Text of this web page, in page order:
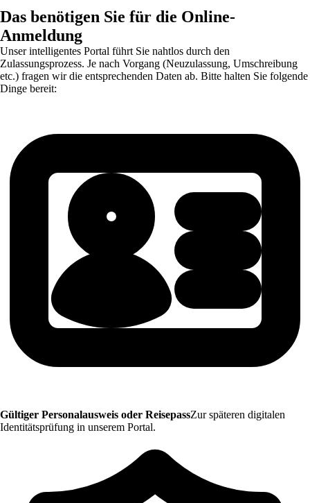
Das benötigen Sie für die Online-
Anmeldung
Unser intelligentes Portal führt Sie nahtlos durch den
Zulassungsprozess. Je nach Vorgang (Neuzulassung, Umschreibung
etc.) fragen wir die entsprechenden Daten ab. Bitte halten Sie folgende
Dinge bereit:
Gültiger Personalausweis oder ReisepassZur späteren digitalen
Identitätsprüfung in unserem Portal.